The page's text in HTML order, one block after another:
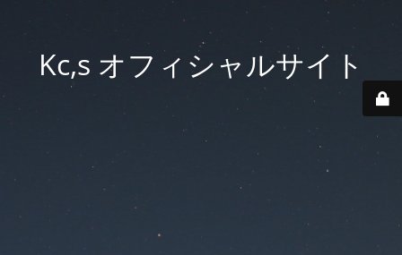
Kc,s オフィシャルサイト